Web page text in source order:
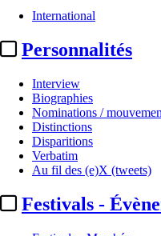
International
Personnalités
Interview
Biographies
Nominations /
Distinctions
Disparitions
Verbatim
Au fil des (e)X (tweets)
Festivals -
Institutionnel
DMA :l’UE
procédures
Google et
Actualité n° 297454